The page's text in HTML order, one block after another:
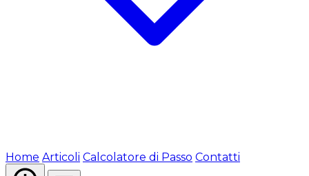
Home Articoli Calcolatore di Passo Contatti